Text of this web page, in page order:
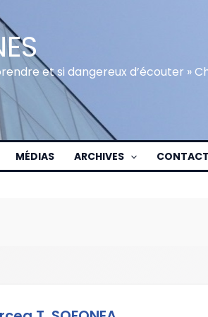
et si dangereux d’écouter »
MÉDIAS ARCHIVES CONTACT